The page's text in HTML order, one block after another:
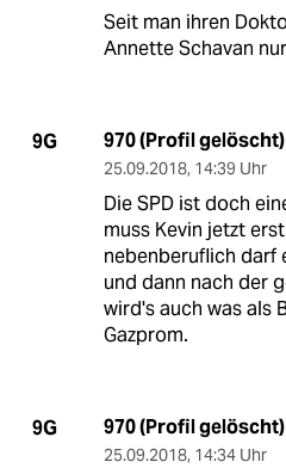
Seit man ihren
Annette Schavan
9G 970 (Profil gelöscht)
25.09.2018, 14:39 Uhr
Die SPD ist doch
muss Kevin jetzt
nebenberuflich darf
und dann nach der
wird's auch was als
Gazprom.
9G 970 (Profil gelöscht)
25.09.2018, 14:34 Uhr